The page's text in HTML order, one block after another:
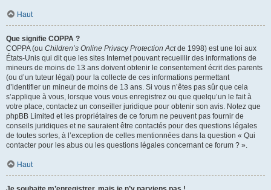
Haut
Que signifie COPPA ?
COPPA (ou Children’s Online Privacy Protection Actde 1998) est une loi aux
États-Unis qui dit que les sites Internet pouvant recueillir des informations de
mineurs de moins de 13 ans doivent obtenir le consentement écrit des parents
(ou d’un tuteur légal) pour la collecte de ces informations permettant
d’identifier un mineur de moins de 13 ans. Si vous n’êtes pas sûr que cela
s’applique à vous, lorsque vous vous enregistrez ou que quelqu’un le fait à
votre place, contactez un conseiller juridique pour obtenir son avis. Notez que
phpBB Limited et les propriétaires de ce forum ne peuvent pas fournir de
conseils juridiques et ne sauraient être contactés pour des questions légales
de toutes sortes, à l’exception de celles mentionnées dans la question « Qui
contacter pour les abus ou les questions légales concernant ce forum ? ».
Haut